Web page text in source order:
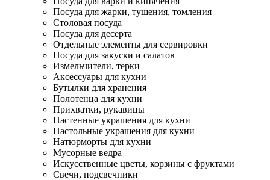
Посуда для жарки, тушения, томления
Столовая посуда
Посуда для десерта
Отдельные элементы для сервировки
Посуда для закуски и салатов
Измельчители, терки
Аксессуары для кухни
Бутылки для хранения
Полотенца для кухни
Прихватки, рукавицы
Настенные украшения для кухни
Настольные украшения для кухни
Натюрморты для кухни
Мусорные ведра
Искусственные цветы, корзины с фруктами
Свечи, подсвечники